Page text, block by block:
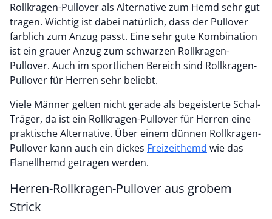
Rollkragen-Pullover als Alternative zum Hemd sehr gut
tragen. Wichtig ist dabei natürlich, dass der Pullover
farblich zum Anzug passt. Eine sehr gute Kombination
ist ein grauer Anzug zum schwarzen Rollkragen-
Pullover. Auch im sportlichen Bereich sind Rollkragen-
Pullover für Herren sehr beliebt.
Viele Männer gelten nicht gerade als begeisterte Schal-
Träger, da ist ein Rollkragen-Pullover für Herren eine
praktische Alternative. Über einem dünnen Rollkragen-
Pullover kann auch ein dickes Freizeithemd wie das
Flanellhemd getragen werden.
Herren-Rollkragen-Pullover aus grobem
Strick